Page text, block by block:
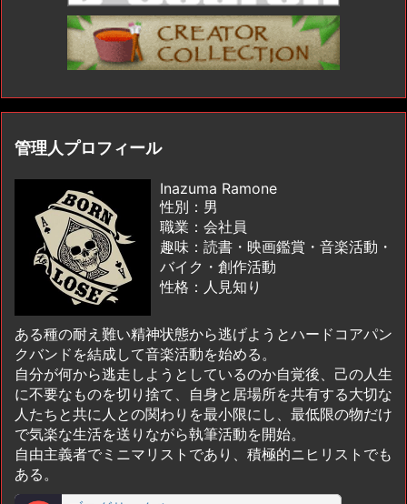
管理人プロフィール
Inazuma Ramone
性別：男
職業：会社員
趣味：読書・映画鑑賞・音楽活動・
バイク・創作活動
性格：人見知り
ある種の耐え難い精神状態から逃げようとハードコアパン
クバンドを結成して音楽活動を始める。
自分が何から逃走しようとしているのか自覚後、己の人生
に不要なものを切り捨て、自身と居場所を共有する大切な
人たちと共に人との関わりを最小限にし、最低限の物だけ
で気楽な生活を送りながら執筆活動を開始。
自由主義者でミニマリストであり、積極的ニヒリストでも
ある。